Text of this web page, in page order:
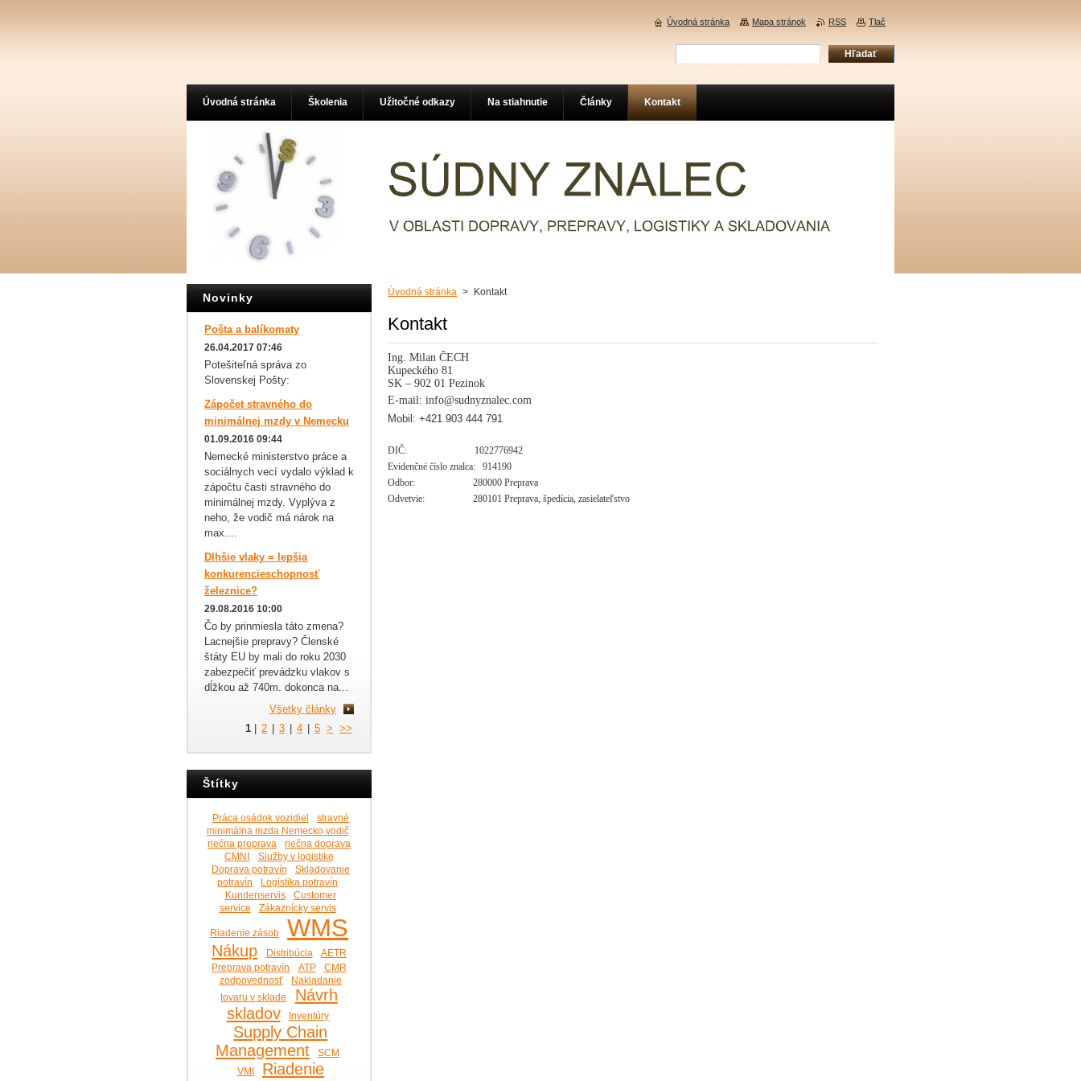
Úvodná stránka > Kontakt
Kontakt
Ing. Milan ČECH
Kupeckého 81
SK – 902 01 Pezinok
E-mail: info@sudnyznalec.com
Mobil: +421 903 444 791
DIČ: 1022776942
Evidenčné číslo znalca: 914190
Odbor: 280000 Preprava
Odvetvie: 280101 Preprava, špedícia, zasielateľstvo
Novinky
Pošta a balíkomaty
26.04.2017 07:46
Potešiteľná správa zo
Slovenskej Pošty:
Zápočet stravného do
minimálnej mzdy v Nemecku
01.09.2016 09:44
Nemecké ministerstvo práce a
sociálnych vecí vydalo výklad k
zápočtu časti stravného do
minimálnej mzdy. Vyplýva z
neho, že vodič má nárok na
max....
Dlhšie vlaky = lepšia
konkurencieschopnosť
železnice?
29.08.2016 10:00
Čo by prinmiesla táto zmena?
Lacnejšie prepravy? Členské
štáty EU by mali do roku 2030
zabezpečiť prevádzku vlakov s
dĺžkou až 740m. dokonca na...
Všetky články
1
2 3 4 5 > >>
Štítky
Práca osádok vozidiel
stravné
minimálna mzda Nemecko vodič
riečna preprava
riečna doprava
CMNI
Služby v logistike
Doprava potravín
Skladovanie
potravín
Logistika potravín
Kundenservis
Customer
service
Zákaznícky servis
Riadenie zásob WMS
Nákup Distribúcia
AETR
Preprava potravín
ATP
CMR
zodpovednosť
Nakladanie
tovaru v sklade
Návrh
skladov
Inventúry
Supply Chain
Management
SCM
VMI
Riadenie
Úvodná stránka Školenia Užitočné odkazy Na stiahnutie Články Kontakt
Úvodná stránka Mapa stránok RSS Tlač